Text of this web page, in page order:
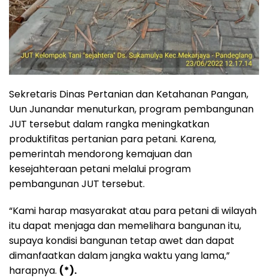
Sekretaris Dinas Pertanian dan Ketahanan Pangan,
Uun Junandar menuturkan, program pembangunan
JUT tersebut dalam rangka meningkatkan
produktifitas pertanian para petani. Karena,
pemerintah mendorong kemajuan dan
kesejahteraan petani melalui program
pembangunan JUT tersebut.
“Kami harap masyarakat atau para petani di wilayah
itu dapat menjaga dan memelihara bangunan itu,
supaya kondisi bangunan tetap awet dan dapat
dimanfaatkan dalam jangka waktu yang lama,”
harapnya. (*).